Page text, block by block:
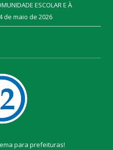
ESCOLAR E À
de maio de 2026
para prefeituras!